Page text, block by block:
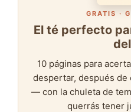
GRATIS ·
El té perfecto
10 páginas para
despertar, después
— con la chuleta de
querrás tener